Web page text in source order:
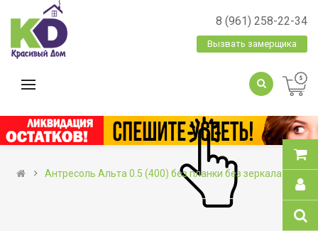
8 (961) 258-22-34
Вызвать замерщика
Антресоль Альта 0.5 (400) без планки без зеркала